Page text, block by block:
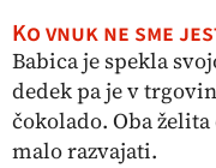
Ko vnuk ne sme
Babica je spekla
dedek pa je v
čokolado. Oba
malo razvajati.